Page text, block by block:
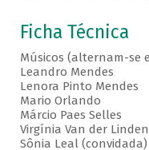
Ficha Técnica
Músicos (alternam-se
Leandro Mendes
Lenora Pinto Mendes
Mario Orlando
Márcio Paes Selles
Virgínia Van der Linden
Sônia Leal (convidada)